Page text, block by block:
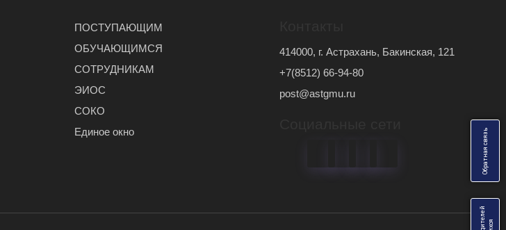
О
б
р
а
т
н
а
я
с
в
я
з
ь
ПОСТУПАЮЩИМ
ОБУЧАЮЩИМСЯ
СОТРУДНИКАМ
ЭИОС
СОКО
Единое окно
414000, г. Астрахань, Бакинская, 121
+7(8512) 66-94-80
post@astgmu.ru